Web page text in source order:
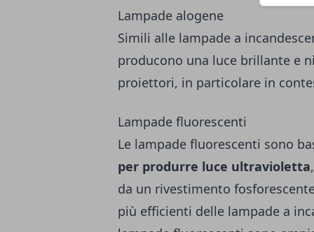
Lampade alogene
Simili alle lampade a
producono una luce brillante e
proiettori, in particolare in
Lampade fluorescenti
Le lampade fluorescenti sono
per produrre luce ultravioletta
da un rivestimento
più efficienti delle lampade a